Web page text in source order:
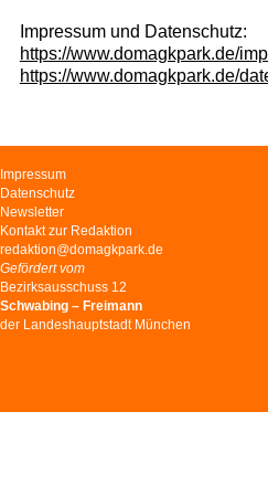
Impressum und Datenschutz:
https://www.domagkpark.de/
https://www.domagkpark.de/
Navigation
überspringen
Impressum
Datenschutz
Newsletter
Kontakt zur Redaktion
redaktion@domagkpark.de
Gefördert vom
Bezirksausschuss 12
Schwabing – Freimann
der Landeshauptstadt München